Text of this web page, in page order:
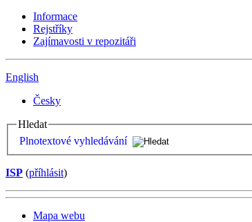
Informace
Rejstříky
Zajímavosti v repozitáři
English
Česky
Hledat
Plnotextové vyhledávání
ISP (příhlásit)
Mapa webu